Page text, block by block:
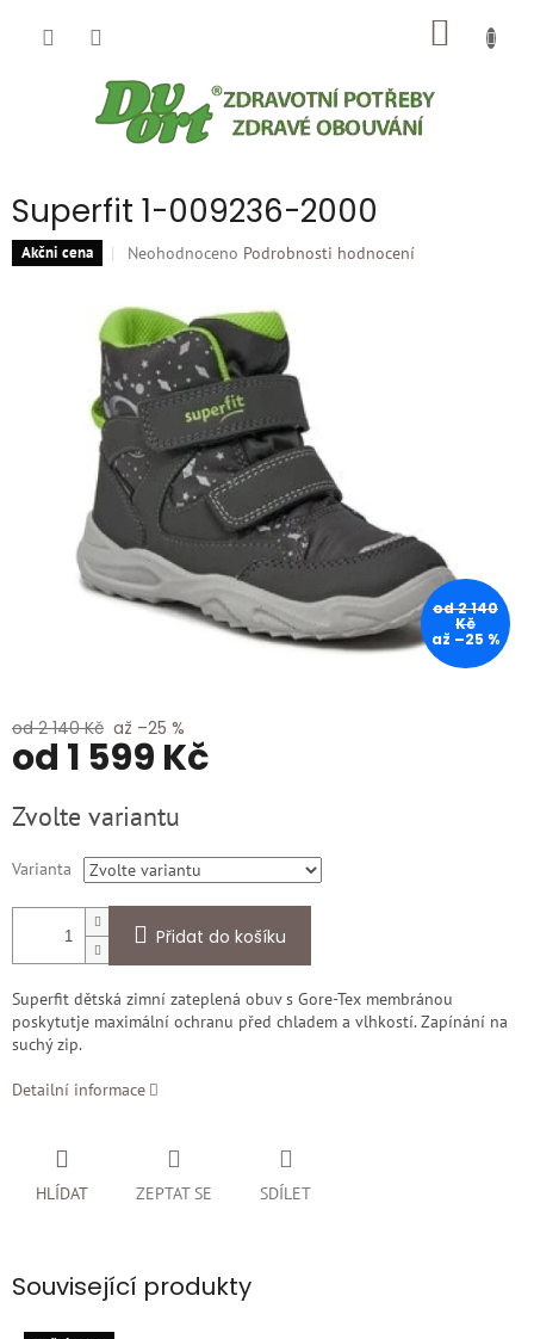
Superfit 1-009236-2000
Akčni cena
Průměrné
je
0,0
5
hvězdiček.
Neohodnoceno Podrobnosti hodnocení
od 2 140
Kč
až –25 %
od 2 140 Kč až –25 %
od 1 599 Kč
cena:
Zvolte variantu
Varianta
Přidat do košíku
Superfit dětská zimní zateplená obuv s Gore-Tex membránou
poskytutje maximální ochranu před chladem a vlhkostí. Zapínání na
suchý zip.
Detailní informace
ZEPTAT SE
HLÍDAT SDÍLET
Související produkty